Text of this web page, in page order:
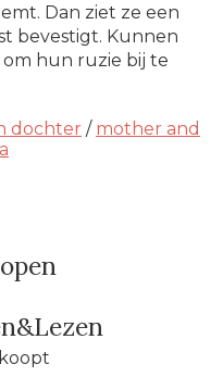
Dan ziet ze een
bevestigt. Kunnen
hun ruzie bij te
dochter / mother and